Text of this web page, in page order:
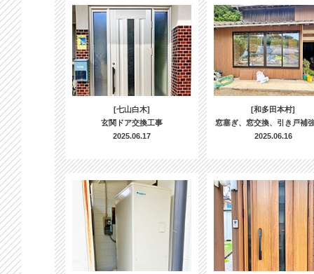
[七山白木]
玄関ドア交換工事
2025.06.17
[和多田本村]
窓塞ぎ、窓交換、引き戸補
2025.06.16